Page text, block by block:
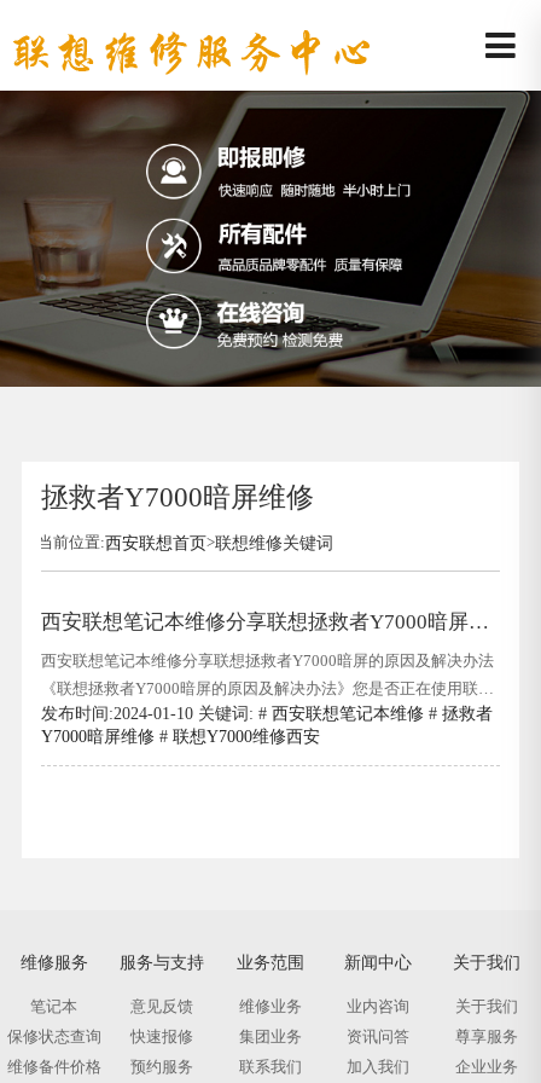
拯救者Y7000暗屏维修
当前位置:西安联想首页>联想维修关键词
西安联想笔记本维修分享联想拯救者Y7000暗屏的
原因及解决办法
西安联想笔记本维修分享联想拯救者Y7000暗屏的原因及解决办法
《联想拯救者Y7000暗屏的原因及解决办法》您是否正在使用联想
拯救者Y7000笔记本电脑,但却遇到了暗屏的问题?不要担心,您不是
唯一一个遇到这个问题的人.在本文中,我们将探讨联想拯救者
Y7000暗屏的原因,并为您提供一些解决办法,帮助您修复这个问题.
发布时间:2024-01-10 关键词: #西安联想笔记本维修 #拯救者
Y7000暗屏维修 #联想Y7000维修西安
维修服务
笔记本
保修状态查询
维修备件价格
服务与支持
意见反馈
快速报修
预约服务
业务范围
维修业务
集团业务
联系我们
新闻中心
业内咨询
资讯问答
加入我们
关于我们
关于我们
尊享服务
企业业务